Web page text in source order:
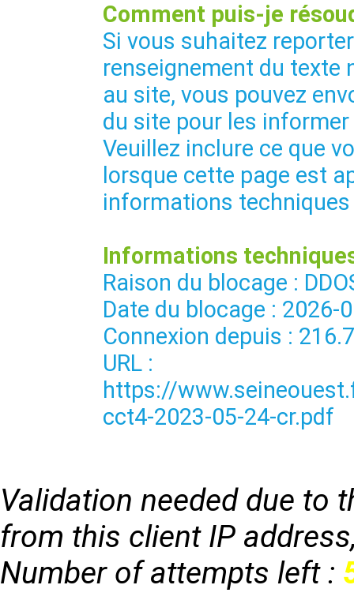
Comment puis-je
Si vous suhaitez
renseignement du texte
au site, vous pouvez
du site pour les
Veuillez inclure ce que
lorsque cette page est
informations
Informations
Raison du blocage :
Date du blocage : 2026-
Connexion depuis :
URL :
https://
cct4-2023-05-24-cr.pdf
Validation needed due to
from this client IP
Number of attempts left :